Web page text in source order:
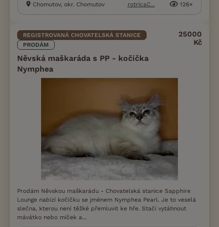
Chomutov, okr. Chomutov
rotricaC... 126×
REGISTROVANÁ CHOVATELSKÁ STANICE
PRODÁM
Něvská maškaráda s PP - kočička
Nymphea
25000
Kč
Prodám Něvskou maškarádu - Chovatelská stanice Sapphire
Lounge nabízí kočičku se jménem Nymphea Pearl. Je to veselá
slečna, kterou není těžké přemluvit ke hře. Stačí vytáhnout
mávátko nebo míček a...